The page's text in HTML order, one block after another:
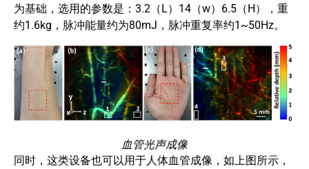
为基础，选用的参数是：3.2（L）14（w）6.5（H），重
约1.6kg，脉冲能量约为80mJ，脉冲重复率约1~50Hz。
血管光声成像
同时，这类设备也可以用于人体血管成像，如上图所示，